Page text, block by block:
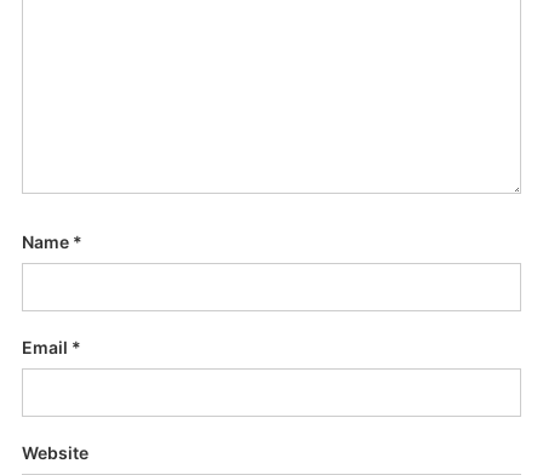
Name *
Email *
Website